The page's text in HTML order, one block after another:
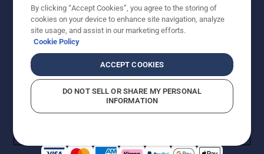
viste priser er vejledende udsalgspriser. Der tages
forbehold for stave- og trykfejl samt prisændringer. Vi
stræber efter at have så nøjagtige oplysningerne på
dette websted som muligt. Alle anførte priser er
vejledende udsalgspriser (inkl. moms), medmindre
CookiepolitikAnvendelsesvilkår
Bekendtgørelse vedr. beskyttelse af personlige oplysninger
Rapporter formodede overtrædelser
By clicking “Accept Cookies”, you agree to the storing of
cookies on your device to enhance site navigation, analyze
site usage, and assist in our marketing efforts.
Cookie Policy
ACCEPT COOKIES
DO NOT SELL OR SHARE MY PERSONAL
INFORMATION